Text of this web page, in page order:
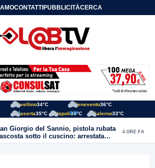
CONTATTIPUBBLICITÀCERCA
Avellino34°C Benevento36°C
Caserta35°C Napoli33°C Salerno33°C
Giorgio del Sannio, pistola rubata
sotto il cuscino: arrestata
4 ORE FA